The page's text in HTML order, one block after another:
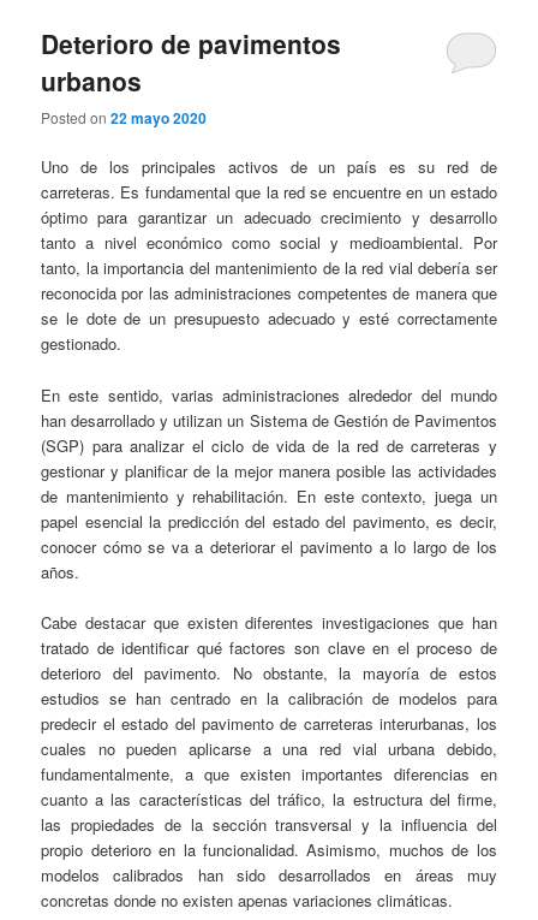
Deterioro de pavimentos
urbanos
Posted on22 mayo 2020
Uno de los principales activos de un país es su red de
carreteras. Es fundamental que la red se encuentre en un estado
óptimo para garantizar un adecuado crecimiento y desarrollo
tanto a nivel económico como social y medioambiental. Por
tanto, la importancia del mantenimiento de la red vial debería ser
reconocida por las administraciones competentes de manera que
se le dote de un presupuesto adecuado y esté correctamente
gestionado.
En este sentido, varias administraciones alrededor del mundo
han desarrollado y utilizan un Sistema de Gestión de Pavimentos
(SGP) para analizar el ciclo de vida de la red de carreteras y
gestionar y planificar de la mejor manera posible las actividades
de mantenimiento y rehabilitación. En este contexto, juega un
papel esencial la predicción del estado del pavimento, es decir,
conocer cómo se va a deteriorar el pavimento a lo largo de los
años.
Cabe destacar que existen diferentes investigaciones que han
tratado de identificar qué factores son clave en el proceso de
deterioro del pavimento. No obstante, la mayoría de estos
estudios se han centrado en la calibración de modelos para
predecir el estado del pavimento de carreteras interurbanas, los
cuales no pueden aplicarse a una red vial urbana debido,
fundamentalmente, a que existen importantes diferencias en
cuanto a las características del tráfico, la estructura del firme,
las propiedades de la sección transversal y la influencia del
propio deterioro en la funcionalidad. Asimismo, muchos de los
modelos calibrados han sido desarrollados en áreas muy
concretas donde no existen apenas variaciones climáticas.